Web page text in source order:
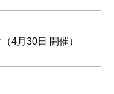
4月30日 開催）